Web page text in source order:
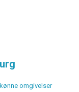
omgivelser